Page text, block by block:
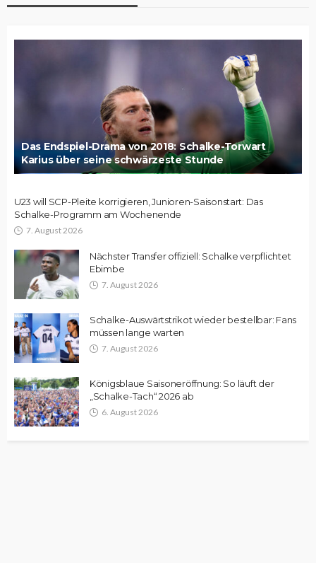
Das Endspiel-Drama von 2018: Schalke-Torwart
Karius über seine schwärzeste Stunde
U23 will SCP-Pleite korrigieren, Junioren-Saisonstart: Das
Schalke-Programm am Wochenende
7. August 2026
Nächster Transfer offiziell: Schalke verpflichtet
Ebimbe
7. August 2026
Schalke-Auswärtstrikot wieder bestellbar: Fans
müssen lange warten
7. August 2026
Königsblaue Saisoneröffnung: So läuft der
„Schalke-Tach“ 2026 ab
6. August 2026